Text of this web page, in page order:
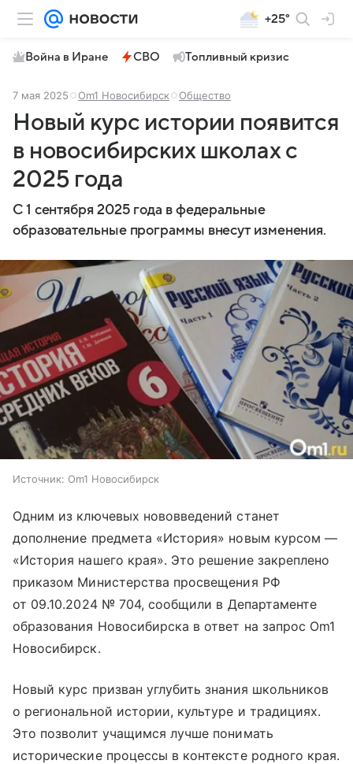
+25°
Война в Иране СВО Топливный кризис
7 мая 2025 Om1 Новосибирск Общество
Новый курс истории появится
в новосибирских школах с
2025 года
С 1 сентября 2025 года в федеральные
образовательные программы внесут изменения.
Источник: Om1 Новосибирск
Одним из ключевых нововведений станет
дополнение предмета «История» новым курсом —
«История нашего края». Это решение закреплено
приказом Министерства просвещения РФ
от 09.10.2024 № 704, сообщили в Департаменте
образования Новосибирска в ответ на запрос Om1
Новосибирск.
Новый курс призван углубить знания школьников
о региональной истории, культуре и традициях.
Это позволит учащимся лучше понимать
исторические процессы в контексте родного края.